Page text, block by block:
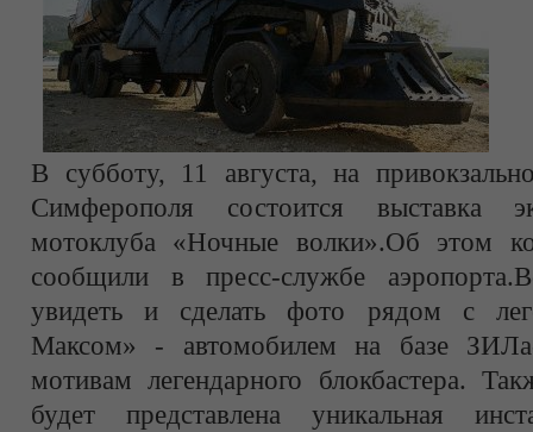
В субботу, 11 августа, на
Симферополя состоится выставка
мотоклуба «Ночные волки».Об этом
сообщили в пресс-службе
увидеть и сделать фото рядом с
Максом» - автомобилем на базе
мотивам легендарного блокбастера.
будет представлена уникальная